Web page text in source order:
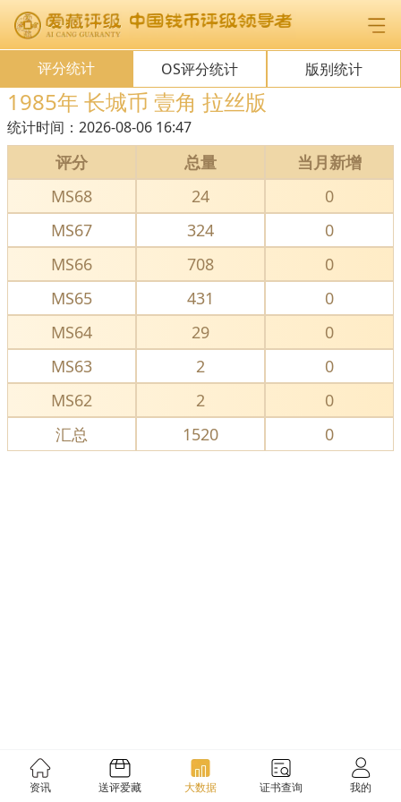
评分统计 OS评分统计 版别统计
1985年 长城币 壹角 拉丝版
统计时间： 2026-08-06 16:47
评分 总量
当月新增
MS68
24
0
MS67
324
0
MS66
708
0
MS65
431
0
MS64
29
0
MS63
2
0
MS62
2
0
汇总
1520 0
资讯 送评爱藏 大数据 证书查询 我的